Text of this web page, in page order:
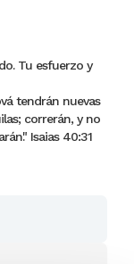
Tu esfuerzo y
tendrán nuevas
correrán, y no
Isaias 40:31